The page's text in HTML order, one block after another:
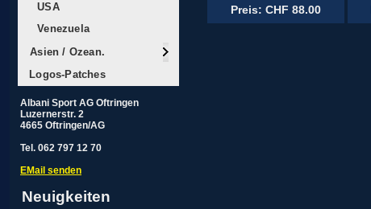
USA
Venezuela
Asien / Ozean.
Logos-Patches
Albani Sport AG Oftringen
Luzernerstr. 2
4665 Oftringen/AG
Tel. 062 797 12 70
EMail senden
Neuigkeiten
Preis: CHF 88.00